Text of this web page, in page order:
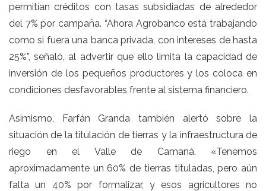
permitían créditos con tasas subsidiadas de alrededor
del 7% por campaña. “Ahora Agrobanco está trabajando
como si fuera una banca privada, con intereses de hasta
25%”, señaló, al advertir que ello limita la capacidad de
inversión de los pequeños productores y los coloca en
condiciones desfavorables frente al sistema financiero.
Asimismo, Farfán Granda también alertó sobre la
situación de la titulación de tierras y la infraestructura de
riego en el Valle de Camaná. «Tenemos
aproximadamente un 60% de tierras tituladas, pero aún
falta un 40% por formalizar, y esos agricultores no